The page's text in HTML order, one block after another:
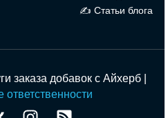
✍ Статьи блога
заказа добавок с Айхерб |
ответственности